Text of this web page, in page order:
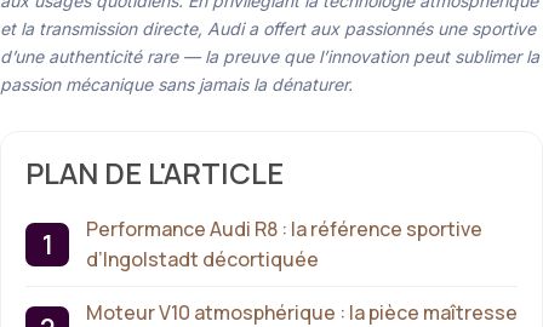
et la transmission directe, Audi a offert aux passionnés une sportive
d’une authenticité rare — la preuve que l’innovation peut sublimer la
passion mécanique sans jamais la dénaturer.
PLAN DE L'ARTICLE
Performance Audi R8 : la référence sportive
d’Ingolstadt décortiquée
Moteur V10 atmosphérique : la pièce maîtresse